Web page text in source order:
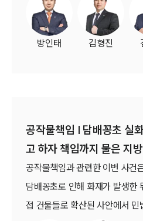
운 흐름이 나타나고 있습니다.
방인태 김형진
공작물책임 | 담배꽁초 실
고 하자 책임까지 물은 지
공작물책임과 관련한 이번 사건
담배꽁초로 인해 화재가 발생한
접 건물들로 확산된 사안에서